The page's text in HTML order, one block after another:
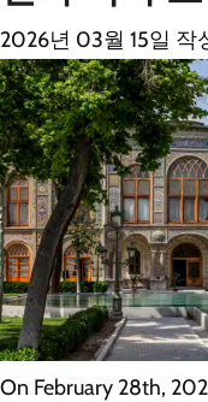
2026년 03월 15일 작
On February 28th,